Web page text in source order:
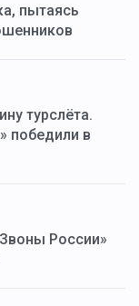
пытаясь
турслёта.
победили в
России»